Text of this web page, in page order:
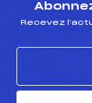
Recevez